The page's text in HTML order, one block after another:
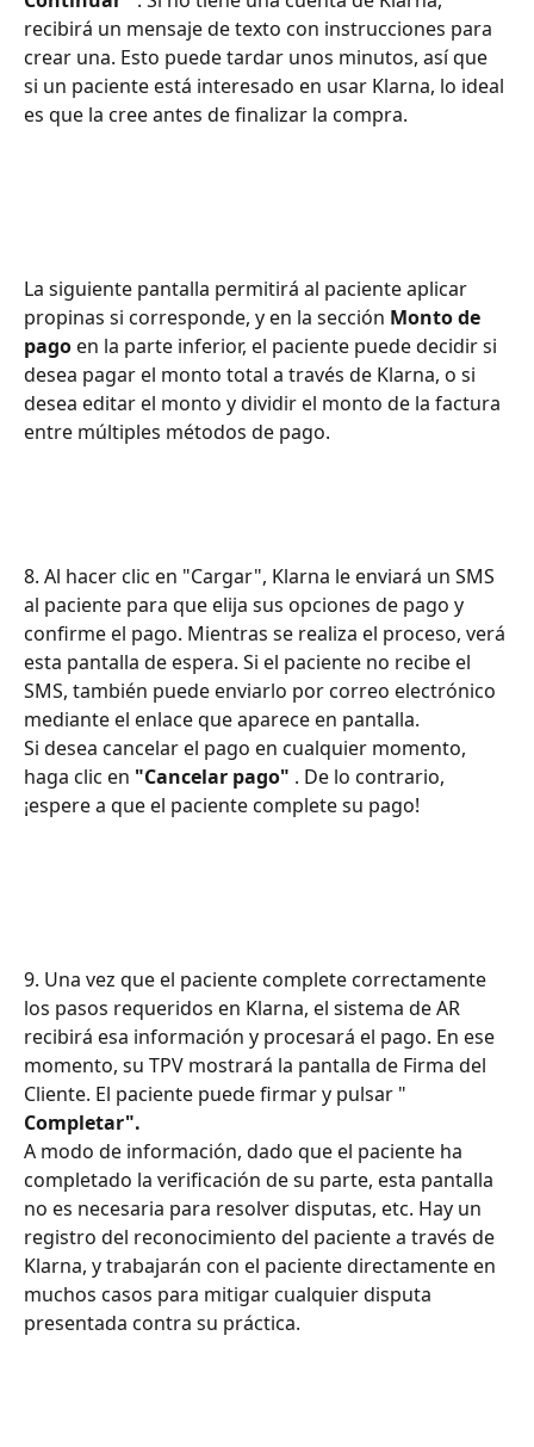
recibirá un mensaje de texto con instrucciones para
crear una. Esto puede tardar unos minutos, así que
si un paciente está interesado en usar Klarna, lo ideal
es que la cree antes de finalizar la compra.
La siguiente pantalla permitirá al paciente aplicar
propinas si corresponde, y en la sección Monto de
pago en la parte inferior, el paciente puede decidir si
desea pagar el monto total a través de Klarna, o si
desea editar el monto y dividir el monto de la factura
entre múltiples métodos de pago.
8. Al hacer clic en "Cargar", Klarna le enviará un SMS
al paciente para que elija sus opciones de pago y
confirme el pago. Mientras se realiza el proceso, verá
esta pantalla de espera. Si el paciente no recibe el
SMS, también puede enviarlo por correo electrónico
mediante el enlace que aparece en pantalla.
Si desea cancelar el pago en cualquier momento,
haga clic en "Cancelar pago" . De lo contrario,
¡espere a que el paciente complete su pago!
9. Una vez que el paciente complete correctamente
los pasos requeridos en Klarna, el sistema de AR
recibirá esa información y procesará el pago. En ese
momento, su TPV mostrará la pantalla de Firma del
Cliente. El paciente puede firmar y pulsar "
Completar".
A modo de información, dado que el paciente ha
completado la verificación de su parte, esta pantalla
no es necesaria para resolver disputas, etc. Hay un
registro del reconocimiento del paciente a través de
Klarna, y trabajarán con el paciente directamente en
muchos casos para mitigar cualquier disputa
presentada contra su práctica.